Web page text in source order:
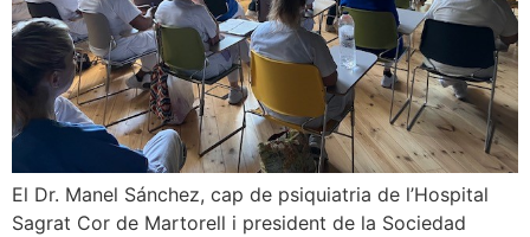
El Dr. Manel Sánchez, cap de psiquiatria de l’Hospital
Sagrat Cor de Martorell i president de la Sociedad